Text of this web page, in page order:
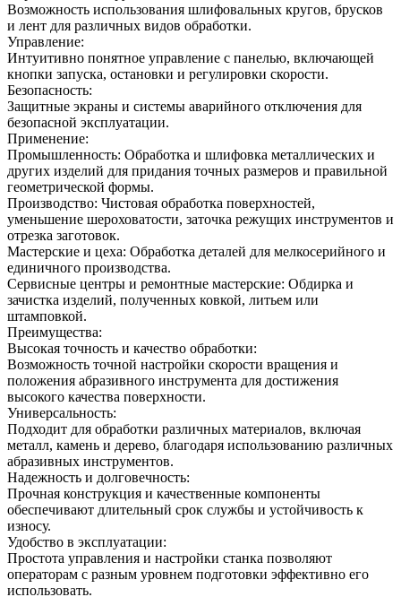
Возможность использования шлифовальных кругов, брусков
и лент для различных видов обработки.
Управление:
Интуитивно понятное управление с панелью, включающей
кнопки запуска, остановки и регулировки скорости.
Безопасность:
Защитные экраны и системы аварийного отключения для
безопасной эксплуатации.
Применение:
Промышленность: Обработка и шлифовка металлических и
других изделий для придания точных размеров и правильной
геометрической формы.
Производство: Чистовая обработка поверхностей,
уменьшение шероховатости, заточка режущих инструментов и
отрезка заготовок.
Мастерские и цеха: Обработка деталей для мелкосерийного и
единичного производства.
Сервисные центры и ремонтные мастерские: Обдирка и
зачистка изделий, полученных ковкой, литьем или
штамповкой.
Преимущества:
Высокая точность и качество обработки:
Возможность точной настройки скорости вращения и
положения абразивного инструмента для достижения
высокого качества поверхности.
Универсальность:
Подходит для обработки различных материалов, включая
металл, камень и дерево, благодаря использованию различных
абразивных инструментов.
Надежность и долговечность:
Прочная конструкция и качественные компоненты
обеспечивают длительный срок службы и устойчивость к
износу.
Удобство в эксплуатации:
Простота управления и настройки станка позволяют
операторам с разным уровнем подготовки эффективно его
использовать.